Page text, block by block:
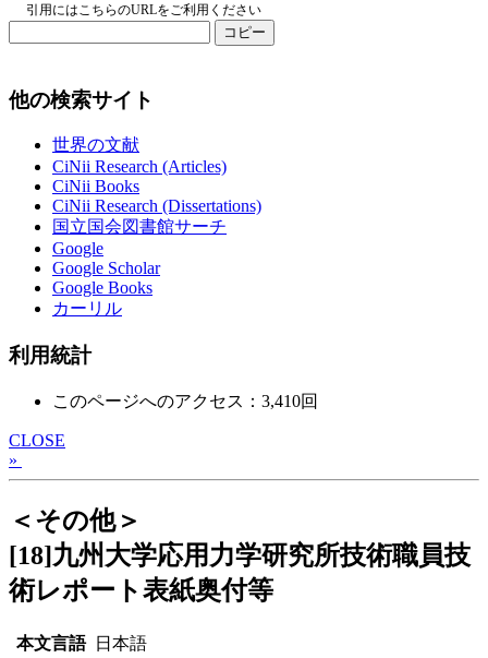
引用にはこちらのURLをご利用ください
コピー
他の検索サイト
世界の文献
CiNii Research (Articles)
CiNii Books
CiNii Research (Dissertations)
国立国会図書館サーチ
Google
Google Scholar
Google Books
カーリル
利用統計
このページへのアクセス：3,410回
CLOSE
»
＜その他＞
[18]九州大学応用力学研究所技術職員技
術レポート表紙奥付等
本文言語 日本語